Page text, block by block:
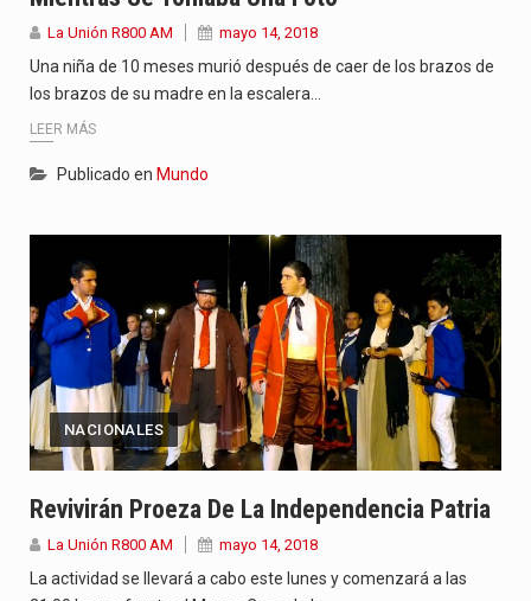
La Unión R800 AM mayo 14, 2018
Una niña de 10 meses murió después de caer de los brazos de
los brazos de su madre en la escalera…
LEER MÁS
Publicado en Mundo
NACIONALES
Revivirán Proeza De La Independencia Patria
La Unión R800 AM mayo 14, 2018
La actividad se llevará a cabo este lunes y comenzará a las